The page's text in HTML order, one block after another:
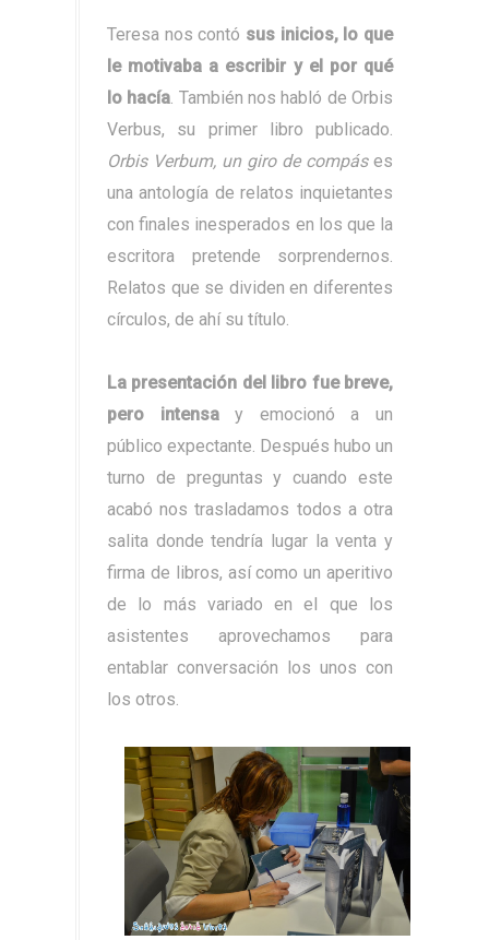
Teresa nos contó sus inicios, lo que
le motivaba a escribir y el por qué
lo hacía. También nos habló de Orbis
Verbus, su primer libro publicado.
Orbis Verbum, un giro de compáses
una antología de relatos inquietantes
con finales inesperados en los que la
escritora pretende sorprendernos.
Relatos que se dividen en diferentes
círculos, de ahí su título.
La presentación del libro fue breve,
pero intensay emocionó a un
público expectante. Después hubo un
turno de preguntas y cuando este
acabó nos trasladamos todos a otra
salita donde tendría lugar la venta y
firma de libros, así como un aperitivo
de lo más variado en el que los
asistentes aprovechamos para
entablar conversación los unos con
los otros.